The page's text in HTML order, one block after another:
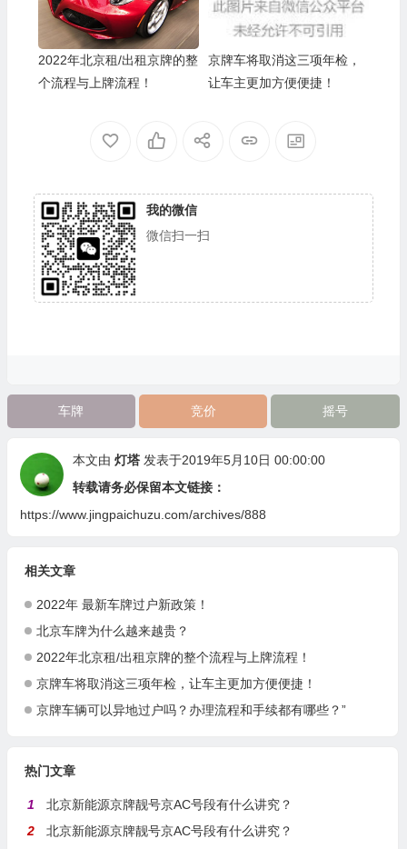
2022年北京租/出租京牌的整
个流程与上牌流程！
京牌车将取消这三项年检，
让车主更加方便便捷！
我的微信
微信扫一扫
车牌 竞价 摇号
本文由 灯塔 发表于2019年5月10日 00:00:00
转载请务必保留本文链接：
https://www.jingpaichuzu.com/archives/888
相关文章
2022年 最新车牌过户新政策！
北京车牌为什么越来越贵？
2022年北京租/出租京牌的整个流程与上牌流程！
京牌车将取消这三项年检，让车主更加方便便捷！
京牌车辆可以异地过户吗？办理流程和手续都有哪些？”
热门文章
1
北京新能源京牌靓号京AC号段有什么讲究？
2
北京新能源京牌靓号京AC号段有什么讲究？